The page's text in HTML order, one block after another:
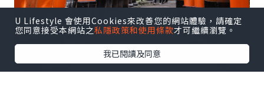
U Lifestyle 會使用Cookies來改善您的網站體驗，請確定
您同意接受本網站之私隱政策和使用條款才可繼續瀏覽。
我已閱讀及同意